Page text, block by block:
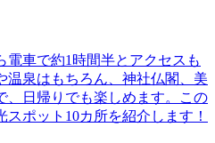
電車で約1時間半とアクセスも
温泉はもちろん、神社仏閣、美
、日帰りでも楽しめます。この
ポット10カ所を紹介します！